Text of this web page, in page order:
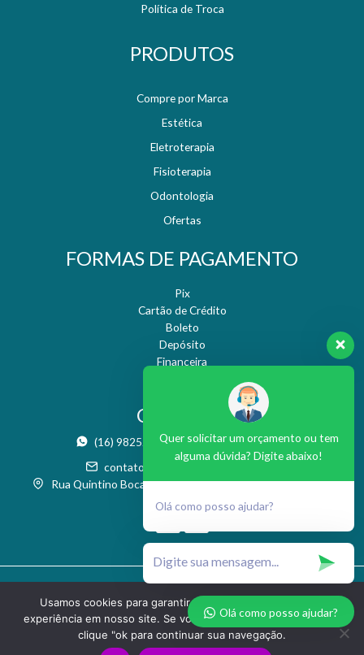
Política de Troca
PRODUTOS
Compre por Marca
Estética
Eletroterapia
Fisioterapia
Odontologia
Ofertas
FORMAS DE PAGAMENTO
Pix
Cartão de Crédito
Boleto
Depósito
Financeira
CONTATO
(16) 98252-9955
(16) 3371-2486
contato@nresteticaesaude.com.br
Rua Quintino Bocaiúva, 986 - Boa Vista - São Carlos / SP
2022 | Todos os direitos reservados © NR
Estética e Saúde
Quer solicitar um orçamento ou tem
alguma dúvida? Digite abaixo!
Olá como posso ajudar?
Olá como posso ajudar?
Usamos cookies para garantir que oferecemos a melhor
experiência em nosso site. Se você continuar a usar este site,
clique "ok para continuar sua navegação.